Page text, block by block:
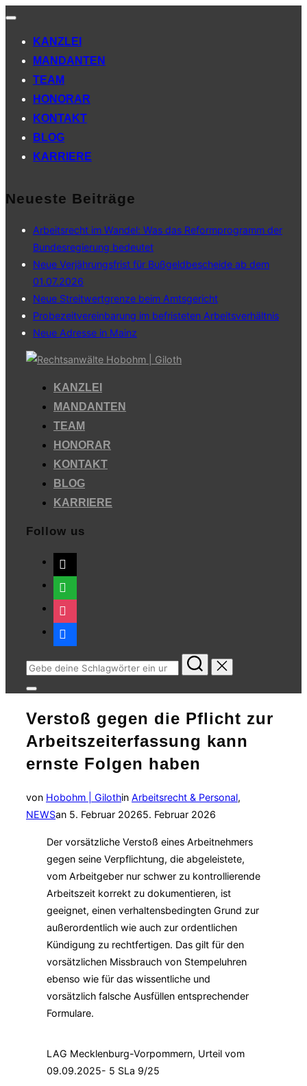
Navigation
KANZLEI
MANDANTEN
TEAM
HONORAR
KONTAKT
BLOG
KARRIERE
Neueste Beiträge
Arbeitsrecht im Wandel: Was das Reformprogramm der
Bundesregierung bedeutet
Neue Verjährungsfrist für Bußgeldbescheide ab dem
01.07.2026
Neue Streitwertgrenze beim Amtsgericht
Probezeitvereinbarung im befristeten Arbeitsverhältnis
Neue Adresse in Mainz
springen
KANZLEI
MANDANTEN
TEAM
HONORAR
KONTAKT
BLOG
KARRIERE
Follow us
mail
whatsapp
instagram
facebook
Suchen
nach:
Seitenleiste
Navigation
umschalten
Verstoß gegen die Pflicht zur
Arbeitszeiterfassung kann
ernste Folgen haben
von Hobohm | Gilothin Arbeitsrecht & Personal,
NEWSan Veröffentlicht
5. Februar 20265. Februar 2026
Der vorsätzliche Verstoß eines Arbeitnehmers
gegen seine Verpflichtung, die abgeleistete,
vom Arbeitgeber nur schwer zu kontrollierende
Arbeitszeit korrekt zu dokumentieren, ist
geeignet, einen verhaltensbedingten Grund zur
außerordentlich wie auch zur ordentlichen
Kündigung zu rechtfertigen. Das gilt für den
vorsätzlichen Missbrauch von Stempeluhren
ebenso wie für das wissentliche und
vorsätzlich falsche Ausfüllen entsprechender
Formulare.
LAG Mecklenburg-Vorpommern, Urteil vom
09.09.2025- 5 SLa 9/25